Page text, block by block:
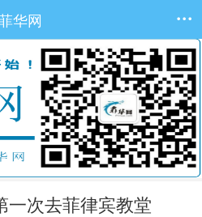
华网 
一次去菲律宾教堂